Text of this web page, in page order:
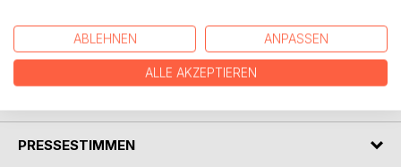
sich in ihrer neuen Wahlheimat zurechtfindet und wie sie
lebt, bis zum Fall der Mauer im November 1989.
PRESSESTIMMEN
ABLEHNEN ANPASSEN
ALLE AKZEPTIEREN